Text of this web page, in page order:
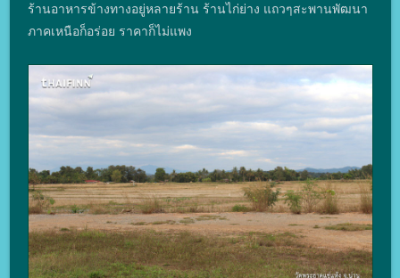
ร้านอาหารข้างทางอยู่หลายร้าน ร้านไก่ย่าง แถวๆสะพานพัฒนา
ภาคเหนือก็อร่อย ราคาก็ไม่แพง